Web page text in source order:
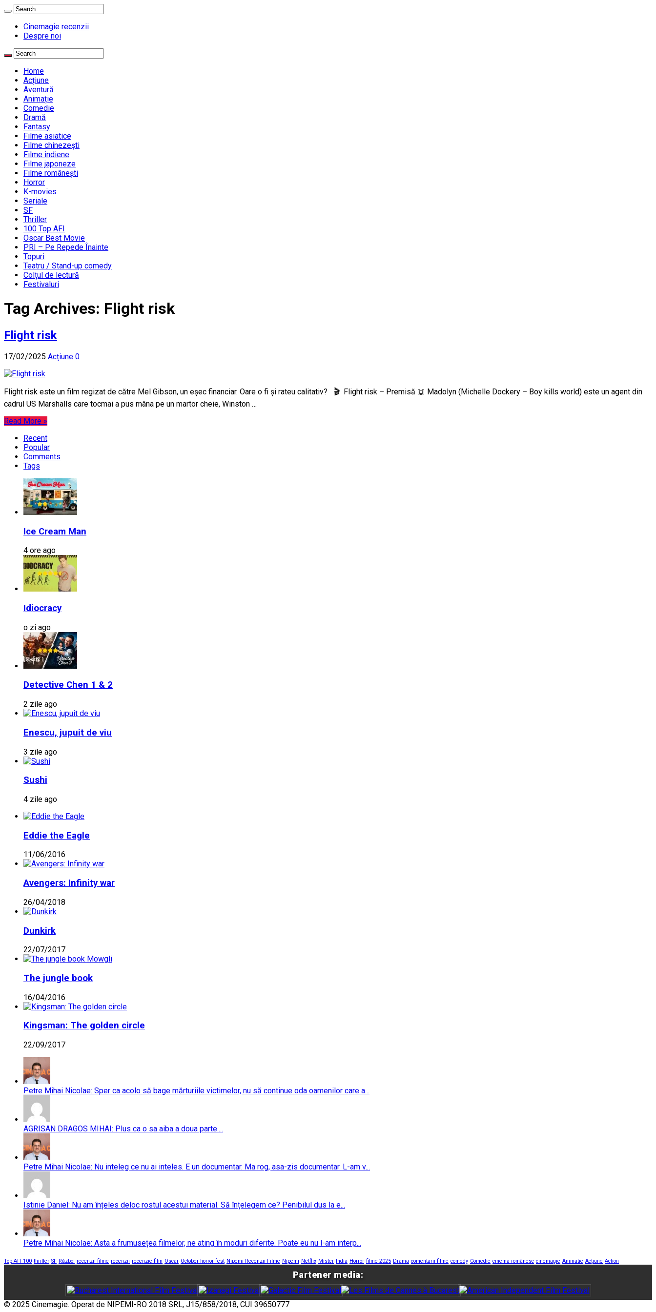
Cinemagie recenzii
Despre noi
Home
Acțiune
Aventură
Animație
Comedie
Dramă
Fantasy
Filme asiatice
Filme chinezești
Filme indiene
Filme japoneze
Filme românești
Horror
K-movies
Seriale
SF
Thriller
100 Top AFI
Oscar Best Movie
PRI – Pe Repede Înainte
Topuri
Teatru / Stand-up comedy
Colțul de lectură
Festivaluri
Tag Archives: Flight risk
Flight risk
17/02/2025 Acțiune 0
Flight risk este un film regizat de către Mel Gibson, un eșec financiar. Oare o fi și rateu calitativ? 🎬 Flight risk – Premisă 📖 Madolyn (Michelle Dockery – Boy kills world) este un agent din
cadrul US Marshalls care tocmai a pus mâna pe un martor cheie, Winston …
Read More »
Recent
Popular
Comments
Tags
Ice Cream Man
4 ore ago
Idiocracy
o zi ago
Detective Chen 1 & 2
2 zile ago
Enescu, jupuit de viu
3 zile ago
Sushi
4 zile ago
Eddie the Eagle
11/06/2016
Avengers: Infinity war
26/04/2018
Dunkirk
22/07/2017
The jungle book
16/04/2016
Kingsman: The golden circle
22/09/2017
Petre Mihai Nicolae: Sper ca acolo să bage mărturiile victimelor, nu să continue oda oamenilor care a...
AGRISAN DRAGOS MIHAI: Plus ca o sa aiba a doua parte....
Petre Mihai Nicolae: Nu inteleg ce nu ai inteles. E un documentar. Ma rog, asa-zis documentar. L-am v...
Istinie Daniel: Nu am înțeles deloc rostul acestui material. Să înțelegem ce? Penibilul dus la e...
Petre Mihai Nicolae: Asta a frumusețea filmelor, ne ating în moduri diferite. Poate eu nu l-am interp...
Top AFI 100 thriller SF Război recenzii filme recenzii recenzie film Oscar October horror fest Nipemi Recenzii Filme Nipemi Netflix Mister India Horror filme 2025 Drama comentarii filme comedy Comedie cinema românesc cinemagie Animatie Acțiune Action
Partener media:
© 2025 Cinemagie. Operat de NIPEMI-RO 2018 SRL, J15/858/2018, CUI 39650777